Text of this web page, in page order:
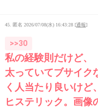
45. 匿名 2026/07/08(水) 16:43:28 [通報]
>>30
私の経験則だけど、
太っていてブサイク
く人当たり良いけ
ヒステリック。画像